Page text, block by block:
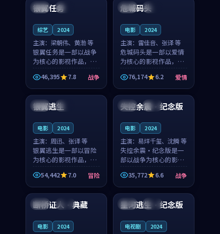
演撑起整部动作电影，
表演撑起整部动漫电
泰国 完结
银翼任务
综艺 2024
主演： 梁朝伟、黄渤 等
银翼任务是一部以战争
为核心的影视作品，围
绕危机、反转与人物成
长展开，整体节奏紧
凑，值得推荐观看。
46,395 7.8 战争
中国 院线
危城码头
电影 2024
主演： 雷佳音、张译 等
危城码头是一部以爱情
为核心的影视作品，围
绕危机、反转与人物成
长展开，整体节奏紧
凑，值得推荐观看。
76,174 6.2 爱情
泰国 完结
银翼逃生
电影 2024
主演： 周迅、张译 等
银翼逃生是一部以冒险
为核心的影视作品，围
绕危机、反转与人物成
长展开，整体节奏紧
凑，值得推荐观看。
54,442 7.0 冒险
英国 热播
失控余震·纪念版
电影 2024
主演： 易烊千玺、沈腾 等
失控余震·纪念版是一
部以战争为核心的影视
作品，围绕危机、反转
与人物成长展开，整体
节奏紧凑，值得推荐观
看。
35,772 6.6 战争
美国 杜比
断桥证人·典藏
电影 2024
日本 院线
星河逃生·纪念版
电视剧 2024